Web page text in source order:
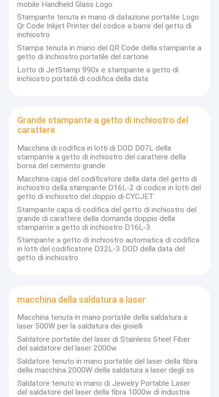
Giro della fabbrica
Controllo di qualità
Contattici
Richieda una citazione
Stampante a getto di inchiostro tenuta in mano
Macchina della marcatura del laser
macchina di codifica e di segno
Stampante a getto di inchiostro termica
Stampante a getto di inchiostro portatile
Macchina da taglio laser
mobile Handheld Glass Logo
Stampante tenuta in mano di datazione portatile Logo
Qr Code Inkjet Printer del codice a barre del getto di
inchiostro
Stampa tenuta in mano del QR Code della stampante a
getto di inchiostro portatile del cartone
Lotto di JetStamp 990x e stampante a getto di
inchiostro portatili di codifica della data
Grande stampante a getto di inchiostro del
carattere
Macchina di codifica in lotti di DOD D07L della
stampante a getto di inchiostro del carattere della
borsa del cemento grande
Macchina capa del codificatore della data del getto di
inchiostro della stampante D16L-2 di codice in lotti del
getto di inchiostro del doppio di CYCJET
Stampante capa di codifica del getto di inchiostro del
grande di carattere della domanda doppio della
stampante a getto di inchiostro D16L-3
Stampante a getto di inchiostro automatica di codifica
in lotti del codificatore D32L-3 DOD della data del
getto di inchiostro
macchina della saldatura a laser
Macchina tenuta in mano portatile della saldatura a
laser 500W per la saldatura dei gioielli
Saldatore portatile del laser di Stainless Steel Fiber
del saldatore del laser 2000w
Saldatore tenuto in mano portatile del laser della fibra
della macchina 2000W della saldatura a laser degli ss
Saldatore tenuto in mano di Jewelry Portable Laser
del saldatore del laser della fibra 1000w di industria
SHANGHAI YUCHANG CO. INDUSTRIALE, srl , citata come
CYCJET---Stampante a getto di inchiostro tenuta in mano
professionista e produttore di segno portatile della soluzione
situati a Shanghai, Cina.
CYCJET conta sulla sede sociale che ha esperti con più di
16 anni di esperienza ed alto spirito dell'innovazione per
assicurare la qualità del prodotto & l'affidabilità e lo sviluppo
futuro della società.
industriale & a segnare il sistema astuto & portatile della
inchiostro tenute in mano di serie «di A», stampanti a getto di
inchiostro industriali ad alta velocità di serie «di B», stampanti a
getto di inchiostro portatili di serie «di C» e «L» macchine di
segno del laser dell'più alta mosca di configurazione di serie.
Magazzino: